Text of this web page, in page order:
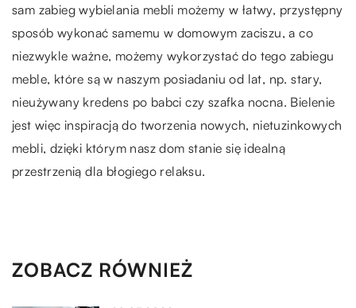
sam zabieg wybielania mebli możemy w łatwy, przystępny
sposób wykonać samemu w domowym zaciszu, a co
niezwykle ważne, możemy wykorzystać do tego zabiegu
meble, które są w naszym posiadaniu od lat, np. stary,
nieużywany kredens po babci czy szafka nocna. Bielenie
jest więc inspiracją do tworzenia nowych, nietuzinkowych
mebli, dzięki którym nasz dom stanie się idealną
przestrzenią dla błogiego relaksu.
ZOBACZ RÓWNIEŻ